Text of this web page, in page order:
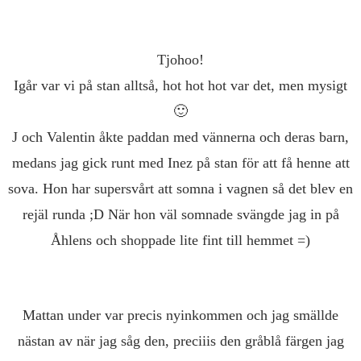
Tjohoo!
Igår var vi på stan alltså, hot hot hot var det, men mysigt
🙂
J och Valentin åkte paddan med vännerna och deras barn,
medans jag gick runt med Inez på stan för att få henne att
sova. Hon har supersvårt att somna i vagnen så det blev en
rejäl runda ;D När hon väl somnade svängde jag in på
Åhlens och shoppade lite fint till hemmet =)
Mattan under var precis nyinkommen och jag smällde
nästan av när jag såg den, preciiis den gråblå färgen jag